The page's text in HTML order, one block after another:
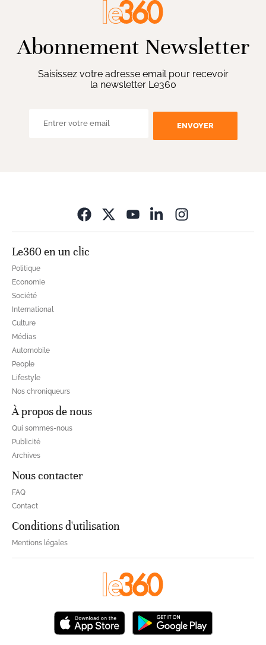
Abonnement Newsletter
Saisissez votre adresse email pour recevoir
la newsletter Le360
ENVOYER
Le360 en un clic
Politique
Economie
Société
International
Culture
Médias
Automobile
People
Lifestyle
Nos chroniqueurs
À propos de nous
Qui sommes-nous
Publicité
Archives
Nous contacter
FAQ
Contact
Conditions d'utilisation
Mentions légales